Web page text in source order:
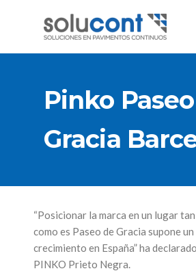
Pinko Paseo
Gracia
“Posicionar la marca en un lugar
como es Paseo de Gracia supone
crecimiento en España” ha
PINKO Prieto Negra.